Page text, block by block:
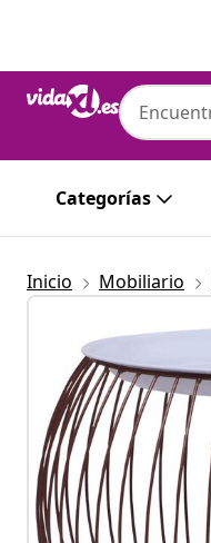
Categorías
Inicio Mobiliario